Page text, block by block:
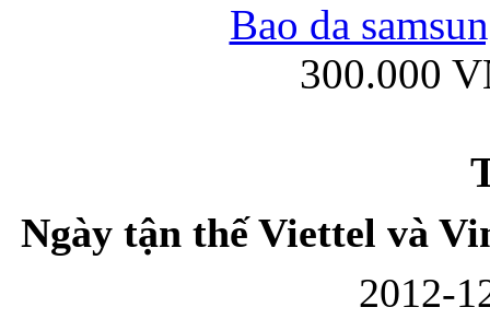
Bao da Samsung
Bao da
300.000
Ngày tận thế Viettel và
2012-